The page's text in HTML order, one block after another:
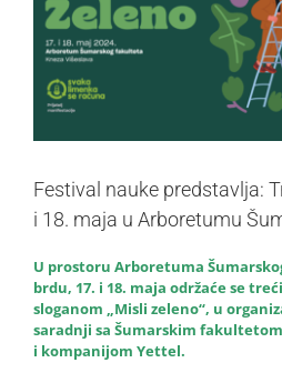
Festival nauke predstavlja:
i 18. maja u Arboretumu
U prostoru Arboretuma
brdu, 17. i 18. maja održaće se
sloganom „Misli zeleno“, u
saradnji sa Šumarskim
i kompanijom Yettel.